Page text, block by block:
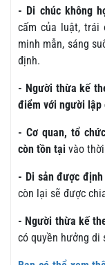
- Di chúc không
cấm của luật, trái
minh mẫn, sáng
định.
- Người thừa kế
điểm với người lập
- Cơ quan, tổ
còn tồn tại vào
- Di sản được
còn lại sẽ được
- Người thừa kế
có quyền hưởng di